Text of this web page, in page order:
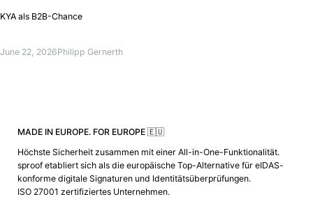
KYA als B2B-Chance
June 22, 2026Philipp Gernerth
MADE IN EUROPE. FOR EUROPE 🇪🇺
Höchste Sicherheit zusammen mit einer All-in-One-Funktionalität.
sproof etabliert sich als die europäische Top-Alternative für eIDAS-
konforme digitale Signaturen und Identitätsüberprüfungen.
ISO 27001 zertifiziertes Unternehmen.